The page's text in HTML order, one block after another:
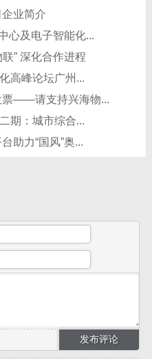
业简介
心及电子智能化...
” 深化合作进程
高峰论坛广州...
票——请支持兴海物...
期：城市综合...
助力“国风”奥...